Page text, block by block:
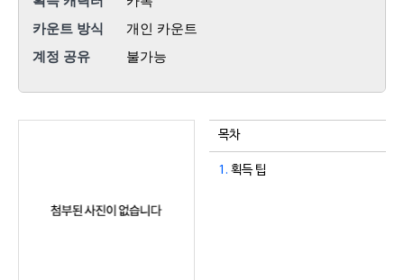
카운트 방식
개인 카운트
계정 공유
불가능
목차
1. 획득 팁